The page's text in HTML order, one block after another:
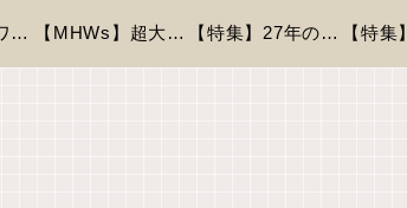
【特集】『パワフルプロ野球2026-2027』前作からの変更点と新モードを徹底解説！初心者も安心の進化とは？ 【MHWs】超大型拡張コンテンツ「アセンダンス」が2027年に登場！全貌と新要素を徹底解説 【特集】27年の時を経てリメイク「バイオハザードREベロニカ」が登場！気になる情報をピックアップ！